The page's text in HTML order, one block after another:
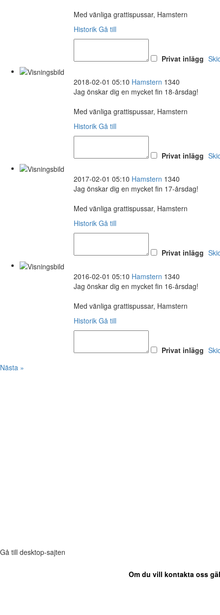
Med vänliga grattispussar, Hamstern
Historik Gå till
Privat inlägg
2018-02-01 05:10 Hamstern 1340
Jag önskar dig en mycket fin 18-årsdag!
Med vänliga grattispussar, Hamstern
Historik Gå till
Privat inlägg
2017-02-01 05:10 Hamstern 1340
Jag önskar dig en mycket fin 17-årsdag!
Med vänliga grattispussar, Hamstern
Historik Gå till
Privat inlägg
2016-02-01 05:10 Hamstern 1340
Jag önskar dig en mycket fin 16-årsdag!
Med vänliga grattispussar, Hamstern
Historik Gå till
Privat inlägg
Nästa »
Gå till desktop-sajten
Om du vill kontakta oss